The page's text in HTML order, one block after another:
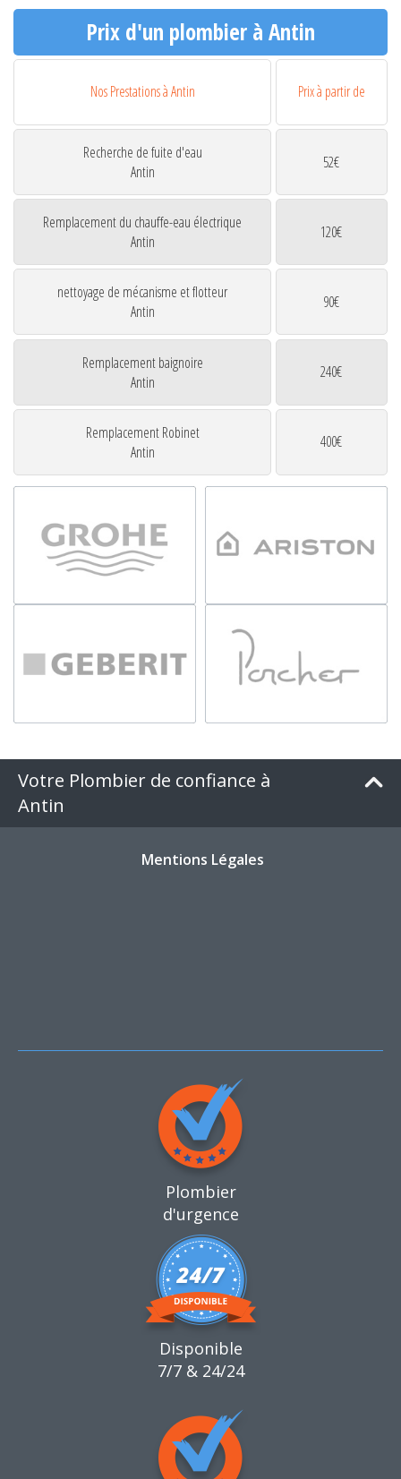
Prix d'un plombier à Antin
Nos Prestations à Antin Prix à partir de
Recherche de fuite d'eau
Antin
52€
Remplacement du chauffe-eau électrique
Antin
120€
nettoyage de mécanisme et flotteur
Antin
90€
Remplacement baignoire
Antin
240€
Remplacement Robinet
Antin
400€
Votre Plombier de confiance à
Antin
Mentions Légales
Plombier
d'urgence
Disponible
7/7 & 24/24